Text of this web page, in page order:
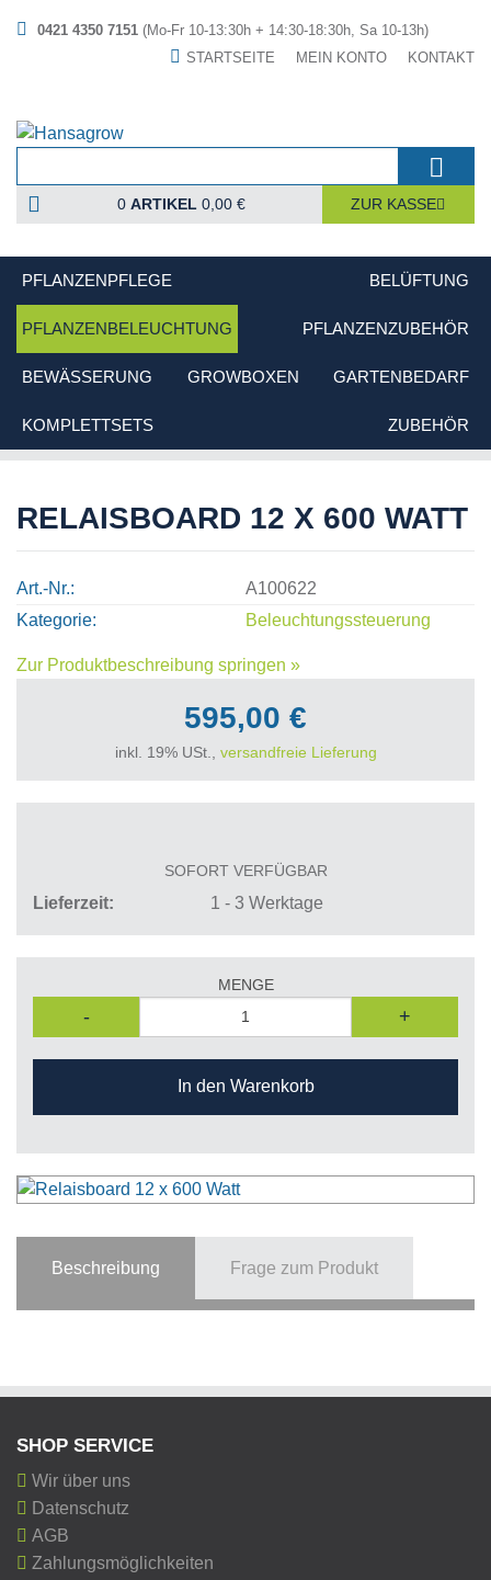
0421 4350 7151 (Mo-Fr 10-13:30h + 14:30-18:30h, Sa 10-13h)
STARTSEITE
MEIN KONTO KONTAKT
0 ARTIKEL 0,00 € ZUR KASSE
PFLANZENPFLEGE BELÜFTUNG
PFLANZENBELEUCHTUNG PFLANZENZUBEHÖR
BEWÄSSERUNG GROWBOXEN GARTENBEDARF
KOMPLETTSETS ZUBEHÖR
RELAISBOARD 12 X 600 WATT
Art.-Nr.
A100622
Kategorie
Beleuchtungssteuerung
Zur Produktbeschreibung springen »
595,00 €
inkl. 19% USt., versandfreie Lieferung
SOFORT VERFÜGBAR
Lieferzeit 1 - 3 Werktage
MENGE
- +
In den Warenkorb
Beschreibung Frage zum Produkt
SHOP SERVICE
Wir über uns
Datenschutz
AGB
Zahlungsmöglichkeiten